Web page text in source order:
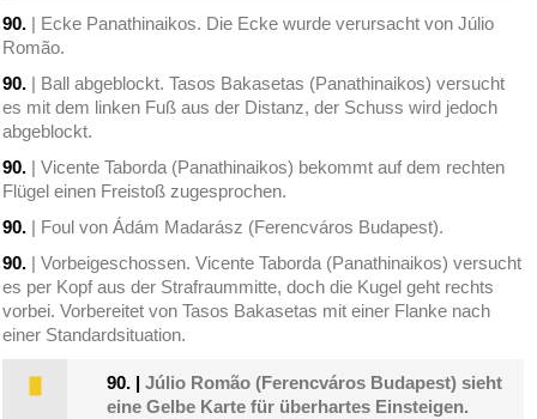
90. | Ecke Panathinaikos. Die Ecke wurde verursacht von Júlio
Romão.
90. | Ball abgeblockt. Tasos Bakasetas (Panathinaikos) versucht
es mit dem linken Fuß aus der Distanz, der Schuss wird jedoch
abgeblockt.
90. | Vicente Taborda (Panathinaikos) bekommt auf dem rechten
Flügel einen Freistoß zugesprochen.
90. | Foul von Ádám Madarász (Ferencváros Budapest).
90. | Vorbeigeschossen. Vicente Taborda (Panathinaikos) versucht
es per Kopf aus der Strafraummitte, doch die Kugel geht rechts
vorbei. Vorbereitet von Tasos Bakasetas mit einer Flanke nach
einer Standardsituation.
90. |Júlio Romão (Ferencváros Budapest) sieht
eine Gelbe Karte für überhartes Einsteigen.